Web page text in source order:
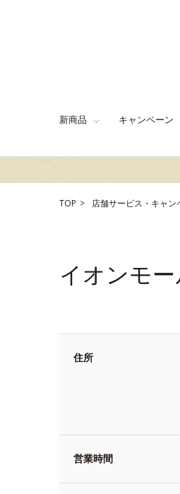
新商品 キャンペーン
TOP 店舗サービス・キャン
イオンモ
住所
営業時間